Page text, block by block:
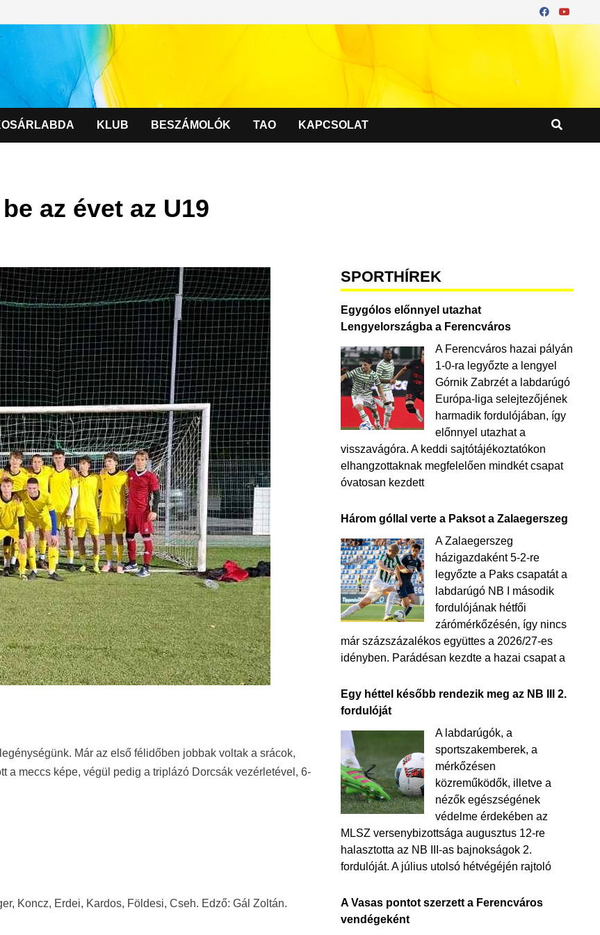
KLUB BESZÁMOLÓK TAO KAPCSOLAT
az évet az U19
Már az első félidőben jobbak voltak a srácok,
a meccs képe, végül pedig a triplázó Dorcsák vezérletével, 6-
Koncz, Erdei, Kardos, Földesi, Cseh. Edző: Gál Zoltán.
SPORTHÍREK
Egygólos előnnyel utazhat
Lengyelországba a Ferencváros
A Ferencváros hazai pályán
1-0-ra legyőzte a lengyel
Górnik Zabrzét a labdarúgó
Európa-liga selejtezőjének
harmadik fordulójában, így
előnnyel utazhat a
visszavágóra. A keddi sajtótájékoztatókon
elhangzottaknak megfelelően mindkét csapat
óvatosan kezdett
Három góllal verte a Paksot a Zalaegerszeg
A Zalaegerszeg
házigazdaként 5-2-re
legyőzte a Paks csapatát a
labdarúgó NB I második
fordulójának hétfői
zárómérkőzésén, így nincs
már százszázalékos együttes a 2026/27-es
idényben. Parádésan kezdte a hazai csapat a
Egy héttel később rendezik meg az NB III 2.
fordulóját
A labdarúgók, a
sportszakemberek, a
mérkőzésen
közreműködők, illetve a
nézők egészségének
védelme érdekében az
MLSZ versenybizottsága augusztus 12-re
halasztotta az NB III-as bajnokságok 2.
fordulóját. A július utolsó hétvégéjén rajtoló
A Vasas pontot szerzett a Ferencváros
vendégeként